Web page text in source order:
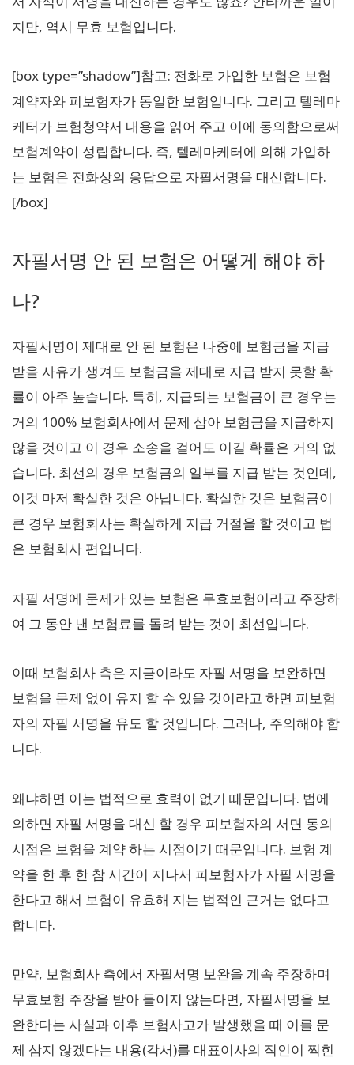
지만, 역시 무효 보험입니다.
[box type=”shadow”]참고: 전화로 가입한 보험은 보험
계약자와 피보험자가 동일한 보험입니다. 그리고 텔레마
케터가 보험청약서 내용을 읽어 주고 이에 동의함으로써
보험계약이 성립합니다. 즉, 텔레마케터에 의해 가입하
는 보험은 전화상의 응답으로 자필서명을 대신합니다.
[/box]
자필서명 안 된 보험은 어떻게 해야 하
나?
자필서명이 제대로 안 된 보험은 나중에 보험금을 지급
받을 사유가 생겨도 보험금을 제대로 지급 받지 못할 확
률이 아주 높습니다. 특히, 지급되는 보험금이 큰 경우는
거의 100% 보험회사에서 문제 삼아 보험금을 지급하지
않을 것이고 이 경우 소송을 걸어도 이길 확률은 거의 없
습니다. 최선의 경우 보험금의 일부를 지급 받는 것인데,
이것 마저 확실한 것은 아닙니다. 확실한 것은 보험금이
큰 경우 보험회사는 확실하게 지급 거절을 할 것이고 법
은 보험회사 편입니다.
자필 서명에 문제가 있는 보험은 무효보험이라고 주장하
여 그 동안 낸 보험료를 돌려 받는 것이 최선입니다.
이때 보험회사 측은 지금이라도 자필 서명을 보완하면
보험을 문제 없이 유지 할 수 있을 것이라고 하면 피보험
자의 자필 서명을 유도 할 것입니다. 그러나, 주의해야 합
니다.
왜냐하면 이는 법적으로 효력이 없기 때문입니다. 법에
의하면 자필 서명을 대신 할 경우 피보험자의 서면 동의
시점은 보험을 계약 하는 시점이기 때문입니다. 보험 계
약을 한 후 한 참 시간이 지나서 피보험자가 자필 서명을
한다고 해서 보험이 유효해 지는 법적인 근거는 없다고
합니다.
만약, 보험회사 측에서 자필서명 보완을 계속 주장하며
무효보험 주장을 받아 들이지 않는다면, 자필서명을 보
완한다는 사실과 이후 보험사고가 발생했을 때 이를 문
제 삼지 않겠다는 내용(각서)를 대표이사의 직인이 찍힌